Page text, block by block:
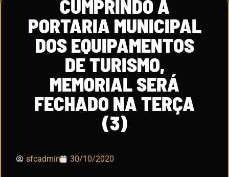
CUMPRINDO A
PORTARIA MUNICIPAL
DOS EQUIPAMENTOS
DE TURISMO,
MEMORIAL SERÁ
FECHADO NA TERÇA
(3)
sfcadmin 30/10/2020